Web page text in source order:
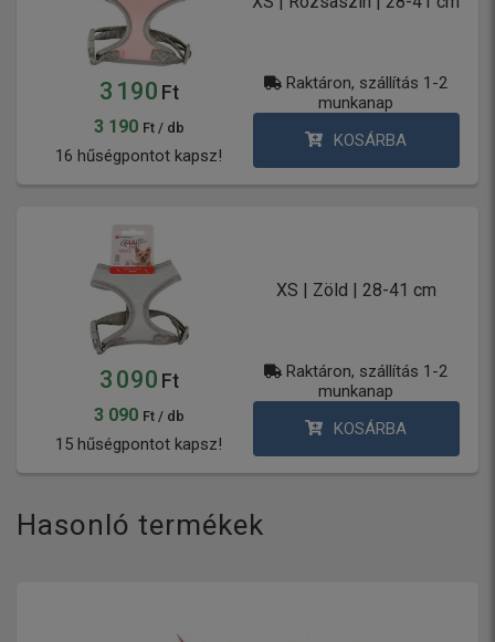
3 190 Ft
3 190 Ft / db
16 hűségpontot kapsz!
Raktáron, szállítás 1-2
munkanap
KOSÁRBA
XS | Zöld | 28-41 cm
3 090 Ft
3 090 Ft / db
15 hűségpontot kapsz!
Raktáron, szállítás 1-2
munkanap
KOSÁRBA
Hasonló termékek